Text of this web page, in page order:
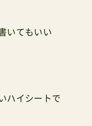
いてもいい
ハイシートで